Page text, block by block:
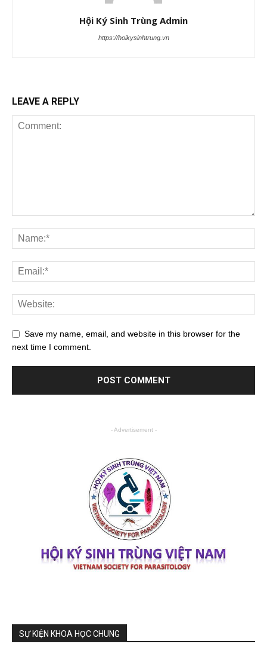
Hội Ký Sinh Trùng Admin
https://hoikysinhtrung.vn
LEAVE A REPLY
Save my name, email, and website in this browser for the
next time I comment.
- Advertisement -
SỰ KIỆN KHOA HỌC CHUNG